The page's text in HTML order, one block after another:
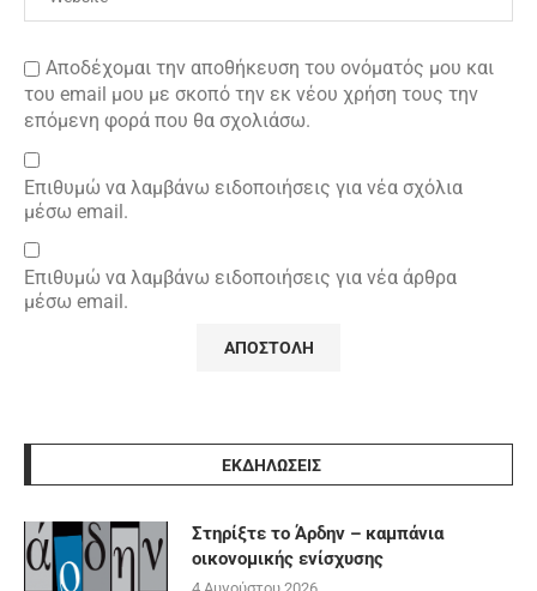
Αποδέχομαι την αποθήκευση του ονόματός μου και
του email μου με σκοπό την εκ νέου χρήση τους την
επόμενη φορά που θα σχολιάσω.
Επιθυμώ να λαμβάνω ειδοποιήσεις για νέα σχόλια
μέσω email.
Επιθυμώ να λαμβάνω ειδοποιήσεις για νέα άρθρα
μέσω email.
ΕΚΔΗΛΩΣΕΙΣ
Στηρίξτε το Άρδην – καμπάνια
οικονομικής ενίσχυσης